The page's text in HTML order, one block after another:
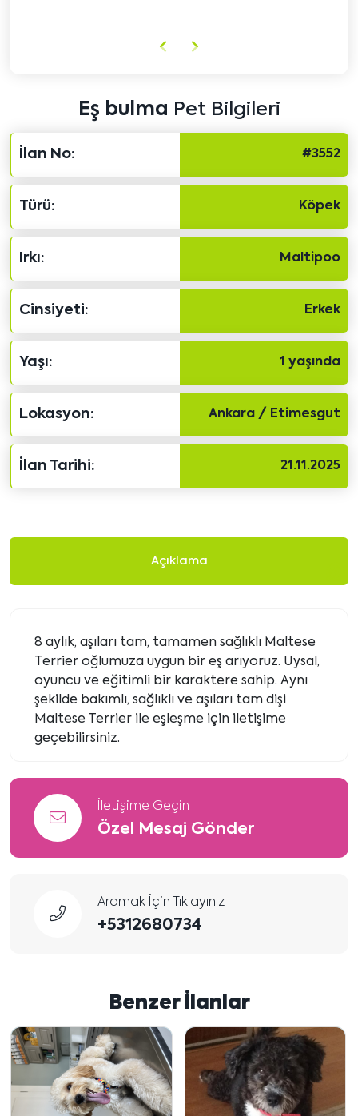
ÖncekiSonraki
Eş bulma Pet Bilgileri
İlan No: #3552
Türü: Köpek
Irkı: Maltipoo
Cinsiyeti: Erkek
Yaşı: 1 yaşında
Lokasyon: Ankara / Etimesgut
İlan Tarihi: 21.11.2025
Açıklama
8 aylık, aşıları tam, tamamen sağlıklı Maltese
Terrier oğlumuza uygun bir eş arıyoruz. Uysal,
oyuncu ve eğitimli bir karaktere sahip. Aynı
şekilde bakımlı, sağlıklı ve aşıları tam dişi
Maltese Terrier ile eşleşme için iletişime
geçebilirsiniz.
İletişime Geçin
Özel Mesaj Gönder
Aramak İçin Tıklayınız
+5312680734
Benzer İlanlar